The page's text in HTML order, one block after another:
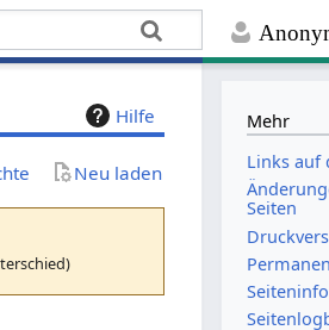
Hilfe
Neu laden
Mehr
Links auf
Seiten